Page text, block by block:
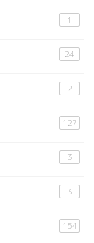
1
24
2
127
3
3
154